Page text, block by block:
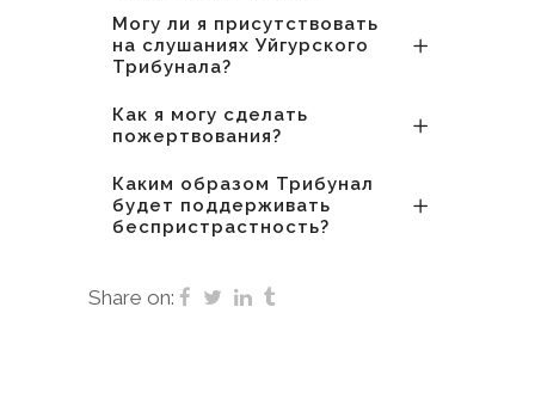
Могу ли я присутствовать
на слушаниях Уйгурского
Трибунала?
Как я могу сделать
пожертвования?
Каким образом Трибунал
будет поддерживать
беспристрастность?
Share on: